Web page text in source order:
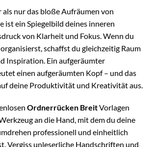
nur das bloße Aufräumen von
ist ein Spiegelbild deines inneren
von Klarheit und Fokus. Wenn du
schaffst du gleichzeitig Raum
Inspiration. Ein aufgeräumter
einen aufgeräumten Kopf – und das
deine Produktivität und Kreativität aus.
Ordnerrücken BreitVorlagen
an die Hand, mit dem du deine
professionell und einheitlich
Vergiss unleserliche Handschriften und